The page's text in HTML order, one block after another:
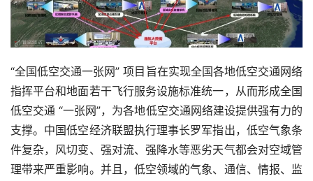
“全国低空交通一张网” 项目旨在实现全国各地低空交通网络
指挥平台和地面若干飞行服务设施标准统一，从而形成全国
低空交通 “一张网”，为各地低空交通网络建设提供强有力的
支撑。中国低空经济联盟执行理事长罗军指出，低空气象条
件复杂，风切变、强对流、强降水等恶劣天气都会对空域管
理带来严重影响。并且，低空领域的气象、通信、情报、监